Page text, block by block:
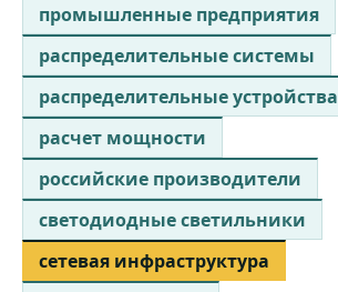
промышленные предприятия
распределительные системы
распределительные устройства
расчет мощности
российские производители
светодиодные светильники
сетевая инфраструктура